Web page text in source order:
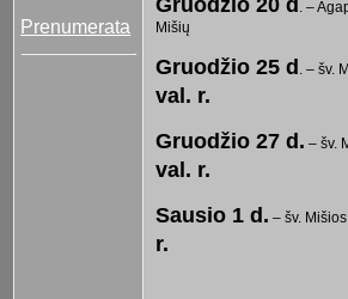
Prenumerata
. –
Mišių
Gruodžio 25 d. – šv.
val. r.
Gruodžio 27 d. – šv.
val. r.
Sausio 1 d. – šv.
r.